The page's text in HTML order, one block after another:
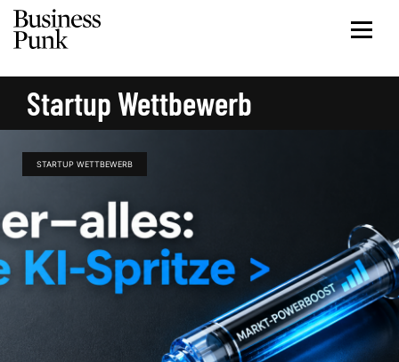
Startup Wettbewerb
STARTUP WETTBEWERB